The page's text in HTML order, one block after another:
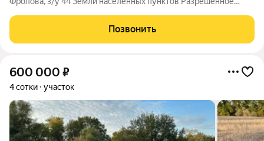
более три В собственности: частная Кадастровый
номер:34:03:120006:3716 Стоимость 200 000
Позвонить
600 000 ₽
4 сотки участок